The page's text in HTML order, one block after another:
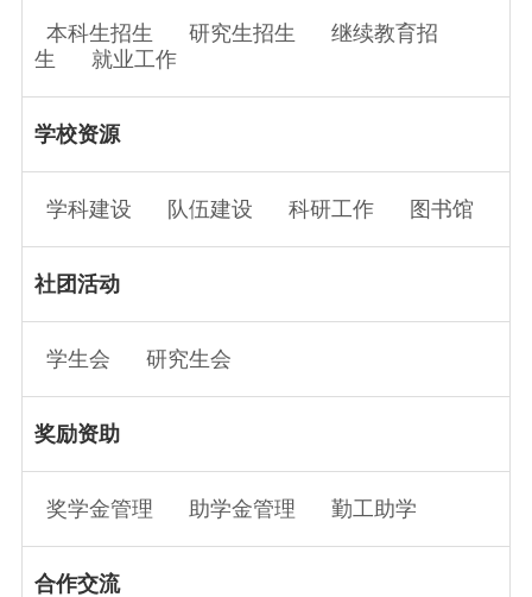
本科生招生 研究生招生
继续教育招
生
就业工作
学校资源
学科建设 队伍建设 科研工作 图书馆
社团活动
学生会 研究生会
奖励资助
奖学金管理 助学金管理 勤工助学
合作交流